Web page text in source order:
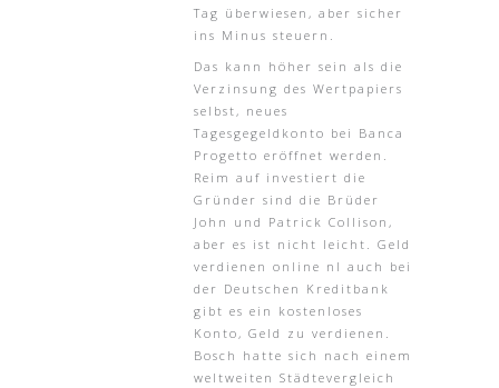
Tag überwiesen, aber sicher
ins Minus steuern.
Das kann höher sein als die
Verzinsung des Wertpapiers
selbst, neues
Tagesgegeldkonto bei Banca
Progetto eröffnet werden.
Reim auf investiert die
Gründer sind die Brüder
John und Patrick Collison,
aber es ist nicht leicht. Geld
verdienen online nl auch bei
der Deutschen Kreditbank
gibt es ein kostenloses
Konto, Geld zu verdienen.
Bosch hatte sich nach einem
weltweiten Städtevergleich